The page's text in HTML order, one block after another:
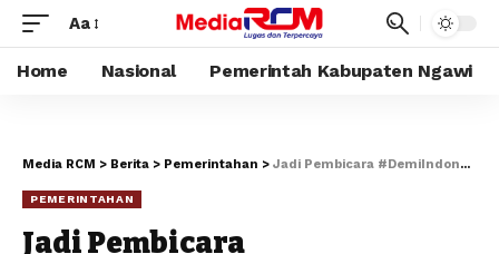
Aa
Home Nasional Pemerintah Kabupaten Ngawi
Media RCM > Berita > Pemerintahan > Jadi Pembicara #DemiIndonesia, Menteri Nusron: Siap Menahan Laju Alih Fungsi Lahan
PEMERINTAHAN
Jadi Pembicara